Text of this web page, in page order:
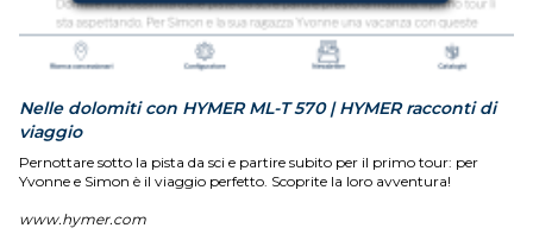
Nelle dolomiti con HYMER ML-T 570 | HYMER racconti di
viaggio
Pernottare sotto la pista da sci e partire subito per il primo tour: per
Yvonne e Simon è il viaggio perfetto. Scoprite la loro avventura!
www.hymer.com